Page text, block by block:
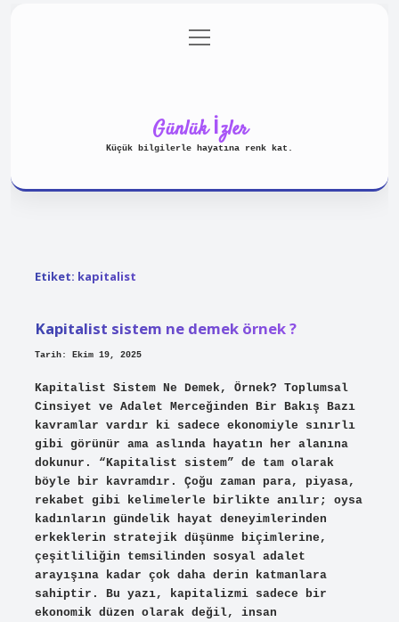
Gizlilik Politikası
menüyü
aç
Günlük İzler
Küçük bilgilerle hayatına renk kat.
Etiket: kapitalist
Kapitalist sistem ne demek örnek ?
Tarih: Ekim 19, 2025
Kapitalist Sistem Ne Demek, Örnek? Toplumsal
Cinsiyet ve Adalet Merceğinden Bir Bakış Bazı
kavramlar vardır ki sadece ekonomiyle sınırlı
gibi görünür ama aslında hayatın her alanına
dokunur. “Kapitalist sistem” de tam olarak
böyle bir kavramdır. Çoğu zaman para, piyasa,
rekabet gibi kelimelerle birlikte anılır; oysa
kadınların gündelik hayat deneyimlerinden
erkeklerin stratejik düşünme biçimlerine,
çeşitliliğin temsilinden sosyal adalet
arayışına kadar çok daha derin katmanlara
sahiptir. Bu yazı, kapitalizmi sadece bir
ekonomik düzen olarak değil, insan